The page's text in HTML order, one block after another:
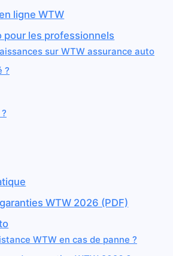
ligne WTW
pour les professionnels
sur WTW assurance auto
?
WTW 2026 (PDF)
WTW en cas de panne ?